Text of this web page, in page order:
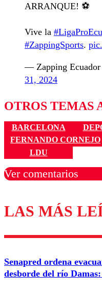
ARRANQUE! ⚽️
Vive la
#ZappingSports.
— Zapping Ecuador
31, 2024
OTROS TEMAS
BARCELONA
FERNANDO CORNEJO
LDU
Ver comentarios
Los comentarios
Correo
LAS MÁS
Senapred ordena
desborde del río